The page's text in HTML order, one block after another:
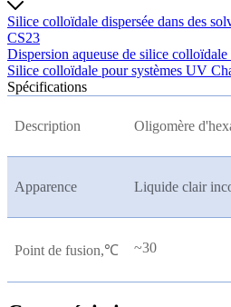
Silice colloïdale dispersée dans des
CS23
Dispersion aqueuse de silice
Silice colloïdale pour systèmes UV
Spécifications
Description Oligomère
Apparence Liquide clair
Point de fusion,℃ ~30